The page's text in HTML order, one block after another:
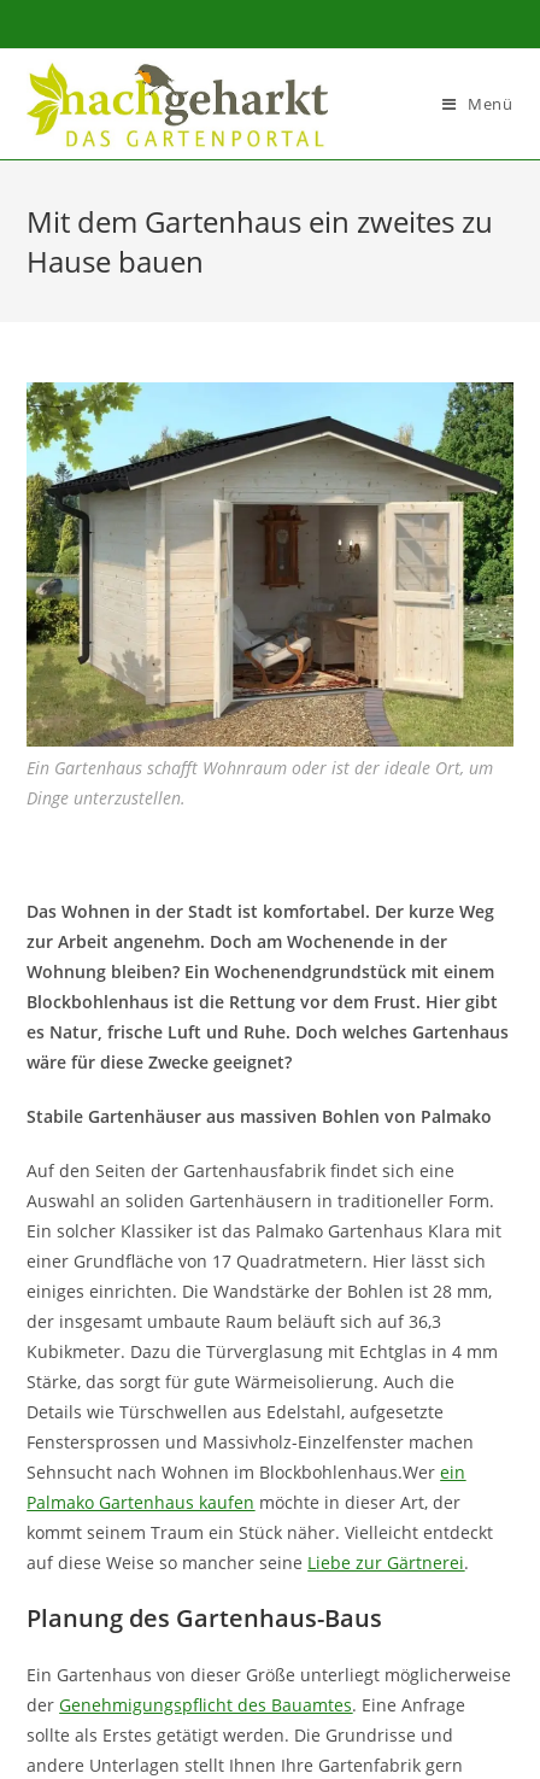
Sidebar-
Inhalt
Menü
Mit dem Gartenhaus ein zweites zu
Hause bauen
Ein Gartenhaus schafft Wohnraum oder ist der ideale Ort, um
Dinge unterzustellen.
Das Wohnen in der Stadt ist komfortabel. Der kurze Weg
zur Arbeit angenehm. Doch am Wochenende in der
Wohnung bleiben? Ein Wochenendgrundstück mit einem
Blockbohlenhaus ist die Rettung vor dem Frust. Hier gibt
es Natur, frische Luft und Ruhe. Doch welches Gartenhaus
wäre für diese Zwecke geeignet?
Stabile Gartenhäuser aus massiven Bohlen von Palmako
Auf den Seiten der Gartenhausfabrik findet sich eine
Auswahl an soliden Gartenhäusern in traditioneller Form.
Ein solcher Klassiker ist das Palmako Gartenhaus Klara mit
einer Grundfläche von 17 Quadratmetern. Hier lässt sich
einiges einrichten. Die Wandstärke der Bohlen ist 28 mm,
der insgesamt umbaute Raum beläuft sich auf 36,3
Kubikmeter. Dazu die Türverglasung mit Echtglas in 4 mm
Stärke, das sorgt für gute Wärmeisolierung. Auch die
Details wie Türschwellen aus Edelstahl, aufgesetzte
Fenstersprossen und Massivholz-Einzelfenster machen
Sehnsucht nach Wohnen im Blockbohlenhaus.Werein
Palmako Gartenhaus kaufen möchte in dieser Art, der
kommt seinem Traum ein Stück näher. Vielleicht entdeckt
auf diese Weise so mancher seine Liebe zur Gärtnerei.
Planung des Gartenhaus-Baus
Ein Gartenhaus von dieser Größe unterliegt möglicherweise
derGenehmigungspflicht des Bauamtes. Eine Anfrage
sollte als Erstes getätigt werden. Die Grundrisse und
andere Unterlagen stellt Ihnen Ihre Gartenfabrik gern